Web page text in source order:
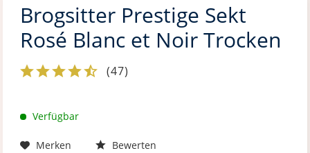
Brogsitter Prestige Sekt
Rosé Blanc et Noir Trocken
(47)
Verfügbar
Merken Bewerten